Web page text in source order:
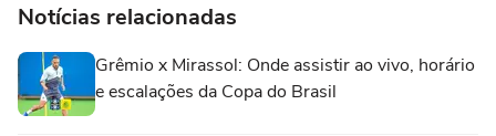
Notícias relacionadas
Grêmio x Mirassol: Onde assistir ao vivo, horário
e escalações da Copa do Brasil